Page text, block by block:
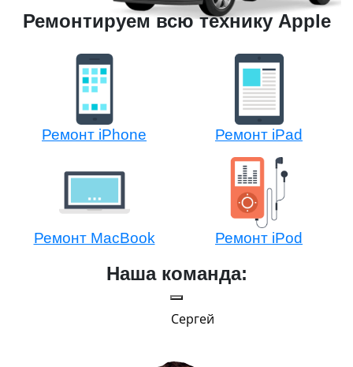
Ремонтируем всю технику Apple
Ремонт iPhone Ремонт iPad
Ремонт MacBook Ремонт iPod
Наша команда:
Сергей